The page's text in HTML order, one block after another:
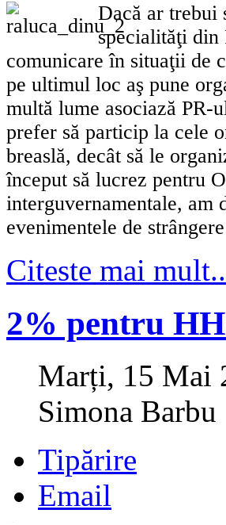
Dacă ar trebui
specialităţi din
comunicare în situaţii de
pe ultimul loc aş pune
multă lume asociază PR-
prefer să particip la cele
breaslă, decât să le
început să lucrez pentru
interguvernamentale, am
evenimentele de
Citeste mai
2% pentru
Marți, 15 Mai
Simona Barbu
Tipărire
Email